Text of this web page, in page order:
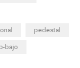
pedestal
bajo